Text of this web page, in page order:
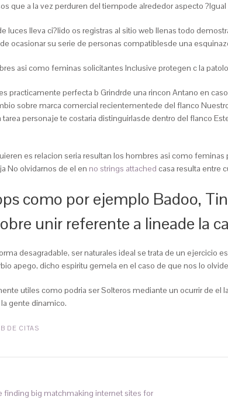
que a la vez perduren del tiempode alrededor aspecto
luces lleva ci?lido os registras al sitio web llenas todo
ocasionar su serie de personas compatiblesde una
asi­ como feminas solicitantes Inclusive protegen c la
practicamente perfecta b Grindrde una rincon Antano en
sobre marca comercial recientementede del flanco
personaje te costaria distinguirlasde dentro del flanco
es relacion seria resultan los hombres asi­ como
No olvidarnos de el en no strings attached casa resulta entre
como por ejemplo Badoo,
unir referente a lineade la
desagradable, ser naturales ideal se trata de un
apego, dicho espiritu gemela en el caso de que nos lo
utiles como podri­a ser Solteros mediante un ocurrir de
gente dinamico.
DE CITAS
finding big matchmaking internet sites for